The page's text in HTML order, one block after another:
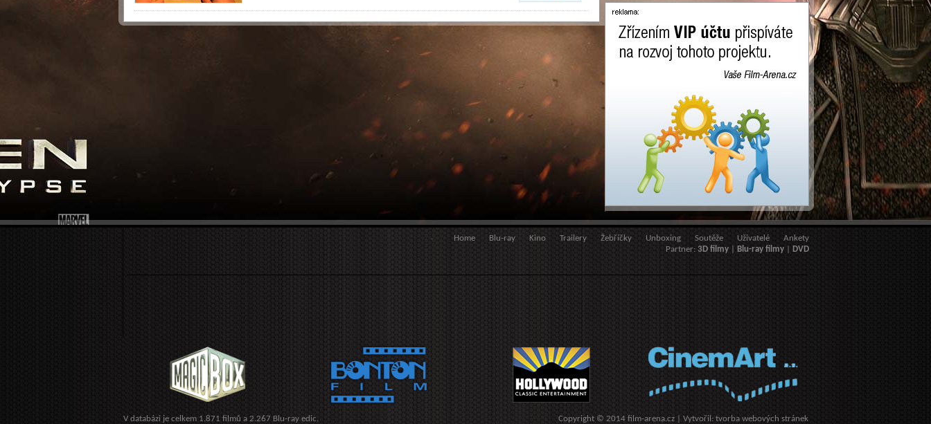
Ankety
Uživatelé
Soutěže
Unboxing
Žebříčky
Trailery
Kino
Blu-ray
Home
Partner: 3D filmy| Blu-ray filmy| DVD
V databázi je celkem 1.871 filmů a 2.267 Blu-ray edic. Copyright © 2014 film-arena.cz| Vytvořil: tvorba webových stránek